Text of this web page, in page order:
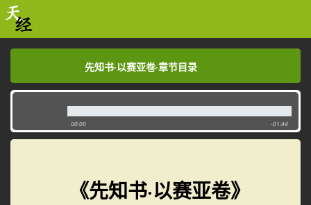
先知书·以赛亚卷·章节目录
先知书·以赛亚卷·章节目录
00:00 -01:44
《先知书·以赛亚卷》